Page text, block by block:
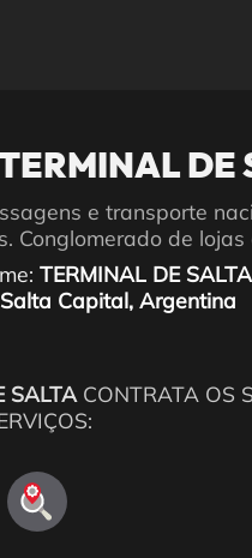
DE
e transporte
Conglomerado de lojas
TERMINAL DE SALTA
Salta Capital, Argentina
SALTA CONTRATA OS